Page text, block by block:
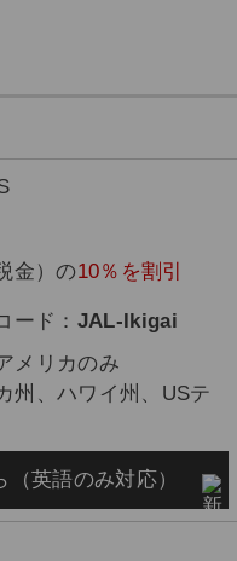
金）の10％を割引
ード： JAL-Ikigai
メリカのみ
州、ハワイ州、USテ
英語のみ対応）